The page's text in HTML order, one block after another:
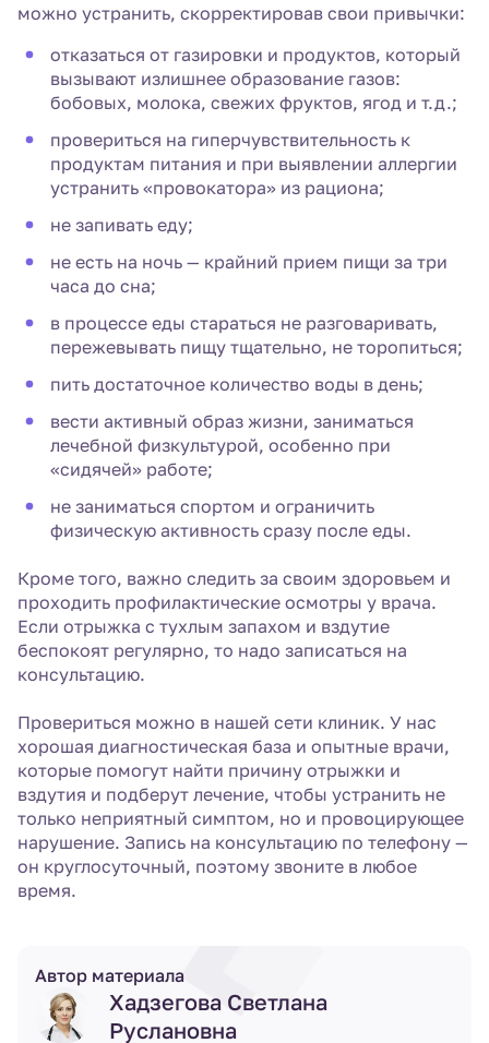
можно устранить, скорректировав свои привычки:
отказаться от газировки и продуктов, который
вызывают излишнее образование газов:
бобовых, молока, свежих фруктов, ягод и т.д.;
провериться на гиперчувствительность к
продуктам питания и при выявлении аллергии
устранить «провокатора» из рациона;
не запивать еду;
не есть на ночь — крайний прием пищи за три
часа до сна;
в процессе еды стараться не разговаривать,
пережевывать пищу тщательно, не торопиться;
пить достаточное количество воды в день;
вести активный образ жизни, заниматься
лечебной физкультурой, особенно при
«сидячей» работе;
не заниматься спортом и ограничить
физическую активность сразу после еды.
Кроме того, важно следить за своим здоровьем и
проходить профилактические осмотры у врача.
Если отрыжка с тухлым запахом и вздутие
беспокоят регулярно, то надо записаться на
консультацию.
Провериться можно в нашей сети клиник. У нас
хорошая диагностическая база и опытные врачи,
которые помогут найти причину отрыжки и
вздутия и подберут лечение, чтобы устранить не
только неприятный симптом, но и провоцирующее
нарушение. Запись на консультацию по телефону —
он круглосуточный, поэтому звоните в любое
время.
Хадзегова Светлана
Руслановна
Автор материала